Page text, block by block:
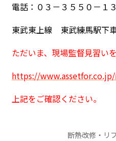
電話：０３－３５５０－１
東武東上線 東武練馬駅下
ただいま、現場監督見習い
https://
上記をご確認ください。
断熱改修・リ